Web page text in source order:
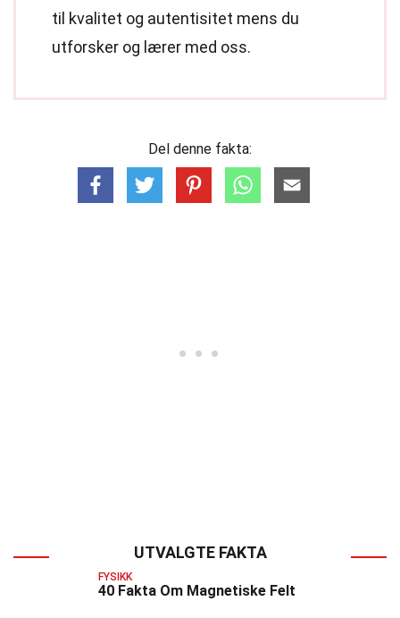
til kvalitet og autentisitet mens du
utforsker og lærer med oss.
Del denne fakta:
UTVALGTE FAKTA
FYSIKK
40 Fakta Om Magnetiske Felt